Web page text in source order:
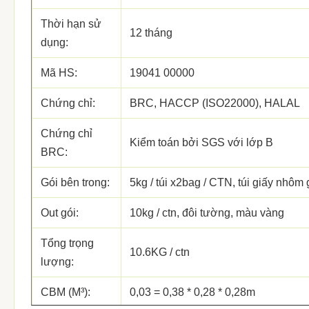
Thời hạn sử
dụng:
12 tháng
Mã HS: 19041 00000
Chứng chỉ: BRC, HACCP (ISO22000), HALAL
Chứng chỉ
BRC:
Kiểm toán bởi SGS với lớp B
Gói bên trong: 5kg / túi x2bag / CTN, túi giấy nhôm
Out gói: 10kg / ctn, đôi tường, màu vàng
Tổng trọng
lượng:
10.6KG / ctn
CBM (M³): 0,03 = 0,38 * 0,28 * 0,28m